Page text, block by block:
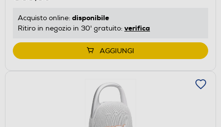
Acquisto online: disponibile
Ritiro in negozio in 30' gratuito: verifica
AGGIUNGI